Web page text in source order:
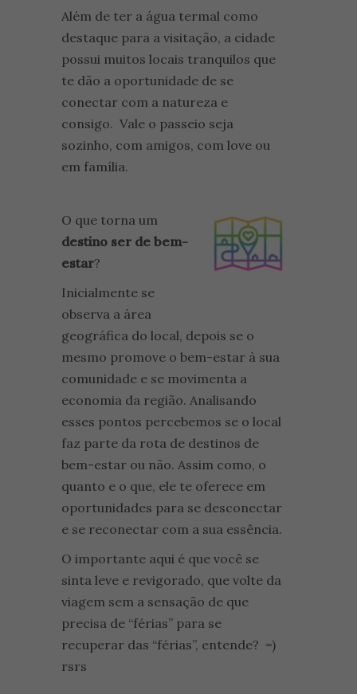
Além de ter a água termal como
destaque para a visitação, a cidade
possui muitos locais tranquilos que
te dão a oportunidade de se
conectar com a natureza e
consigo. Vale o passeio seja
sozinho, com amigos, com love ou
em família.
O que torna um
destino ser de bem-
estar?
Inicialmente se
observa a área
geográfica do local, depois se o
mesmo promove o bem-estar à sua
comunidade e se movimenta a
economia da região. Analisando
esses pontos percebemos se o local
faz parte da rota de destinos de
bem-estar ou não. Assim como, o
quanto e o que, ele te oferece em
oportunidades para se desconectar
e se reconectar com a sua essência.
O importante aqui é que você se
sinta leve e revigorado, que volte da
viagem sem a sensação de que
precisa de “férias” para se
recuperar das “férias”, entende? =)
rsrs